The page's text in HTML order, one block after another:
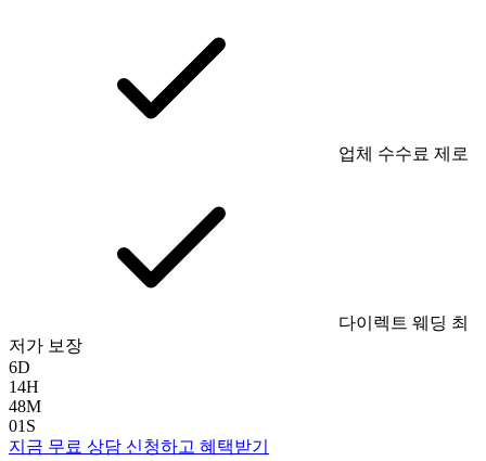
업체 수수료 제로
다이렉트 웨딩 최
저가 보장
6D
14H
48M
00 S
지금 무료 상담 신청하고 혜택받기